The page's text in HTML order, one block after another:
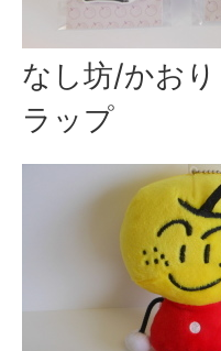
なし坊/かお
ラップ